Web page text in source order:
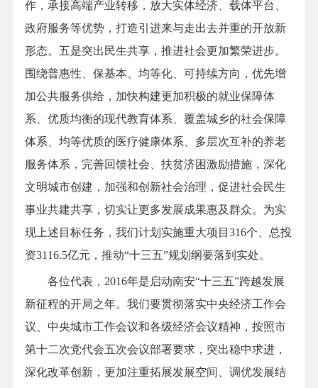
作，承接高端产业转移，放大实体经济、载体平台、
政府服务等优势，打造引进来与走出去并重的开放新
形态。五是突出民生共享，推进社会更加繁荣进步。
围绕普惠性、保基本、均等化、可持续方向，优先增
加公共服务供给，加快构建更加积极的就业保障体
系、优质均衡的现代教育体系、覆盖城乡的社会保障
体系、均等优质的医疗健康体系、多层次互补的养老
服务体系，完善回馈社会、扶贫济困激励措施，深化
文明城市创建，加强和创新社会治理，促进社会民生
事业共建共享，切实让更多发展成果惠及群众。为实
现上述目标任务，我们计划实施重大项目316个、总投
资3116.5亿元，推动“十三五”规划纲要落到实处。
各位代表，2016年是启动南安“十三五”跨越发展
新征程的开局之年。我们要贯彻落实中央经济工作会
议、中央城市工作会议和各级经济会议精神，按照市
第十二次党代会五次会议部署要求，突出稳中求进，
深化改革创新，更加注重拓展发展空间、调优发展结